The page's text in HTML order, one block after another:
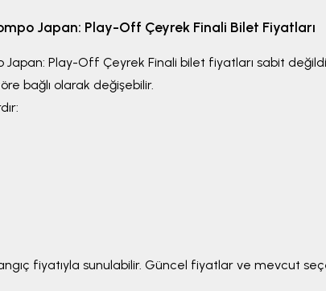
Japan: Play-Off Çeyrek Finali Bilet Fiyatları
Play-Off Çeyrek Finali bilet fiyatları sabit
bağlı olarak değişebilir.
fiyatıyla sunulabilir. Güncel fiyatlar ve mevcut